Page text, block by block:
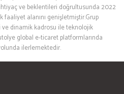
ve beklentileri doğrultusunda 2022
faaliyet alanını genişletmiştir.Grup
ve dinamik kadrosu ile teknolojik
global e-ticaret platformlarında
ilerlemektedir.